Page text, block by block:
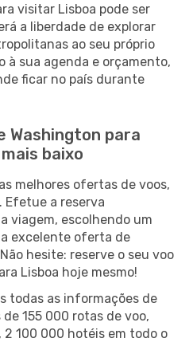
visitar Lisboa pode ser
a liberdade de explorar
ao seu próprio
à sua agenda e orçamento,
ficar no país durante
Washington para
baixo
melhores ofertas de voos,
Efetue a reserva
viagem, escolhendo um
excelente oferta de
hesite: reserve o seu voo
Lisboa hoje mesmo!
todas as informações de
155 000 rotas de voo,
2 100 000 hotéis em todo o